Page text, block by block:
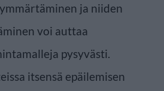
ja niiden
voi auttaa
pysyvästi.
itsensä epäilemisen